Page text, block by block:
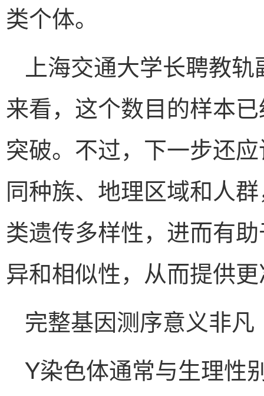
类个体。
上海交通大学长聘教
来看，这个数目的样本
突破。不过，下一步还
同种族、地理区域和人
类遗传多样性，进而有
异和相似性，从而提供
完整基因测序意义非凡
Y染色体通常与生理性